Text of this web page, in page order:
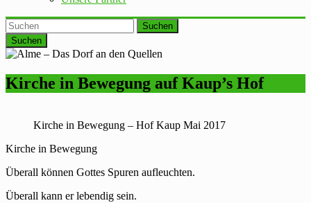
Suchen
Kirche in Bewegung auf Kaup’s Hof
Kirche in Bewegung – Hof Kaup Mai 2017
Kirche in Bewegung
Überall können Gottes Spuren aufleuchten.
Überall kann er lebendig sein.